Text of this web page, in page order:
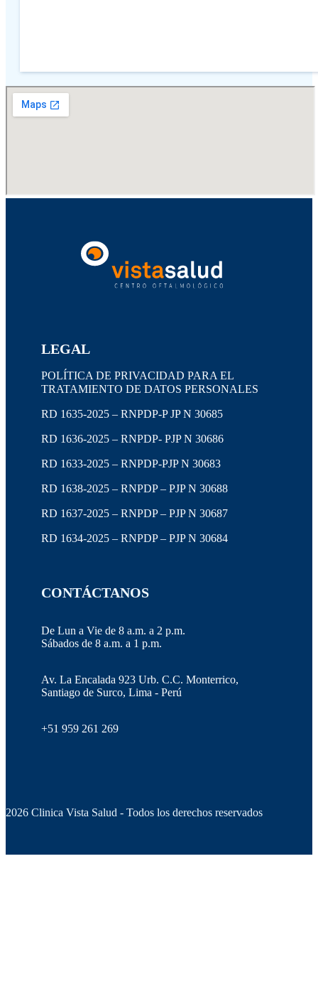
LEGAL
POLÍTICA DE PRIVACIDAD PARA EL
TRATAMIENTO DE DATOS PERSONALES
RD 1635-2025 – RNPDP-P JP N 30685
RD 1636-2025 – RNPDP- PJP N 30686
RD 1633-2025 – RNPDP-PJP N 30683
RD 1638-2025 – RNPDP – PJP N 30688
RD 1637-2025 – RNPDP – PJP N 30687
RD 1634-2025 – RNPDP – PJP N 30684
CONTÁCTANOS
De Lun a Vie de 8 a.m. a 2 p.m.
Sábados de 8 a.m. a 1 p.m.
Av. La Encalada 923 Urb. C.C. Monterrico,
Santiago de Surco, Lima - Perú
+51 959 261 269
2026 Clinica Vista Salud - Todos los derechos reservados